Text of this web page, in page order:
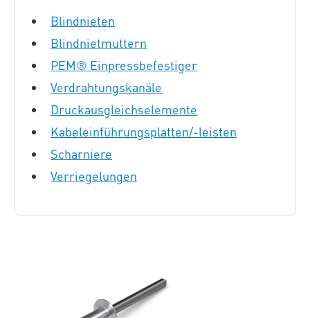
Blindnieten
Blindnietmuttern
PEM® Einpressbefestiger
Verdrahtungskanäle
Druckausgleichselemente
Kabeleinführungsplatten/-leisten
Scharniere
Verriegelungen